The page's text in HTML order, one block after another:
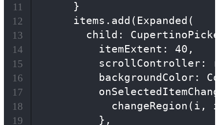
      }
      items.add(Expanded(
child:
          itemExtent: 40,
scrollController:
backgroundColor:
changeRegion(i,
          },
11
12
13
14
15
16
17
18
19